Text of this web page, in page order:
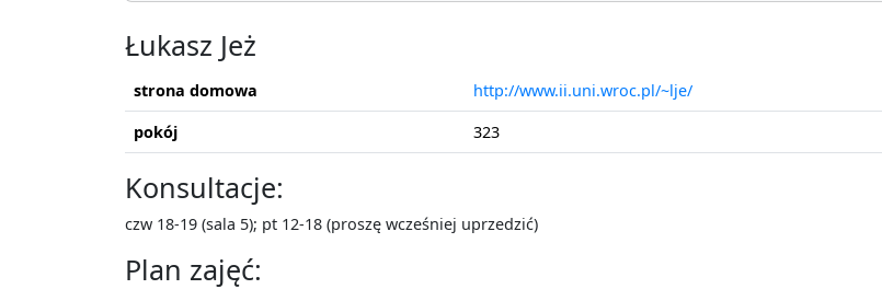
Łukasz Jeż
strona domowa
http://www.ii.uni.wroc.pl/~lje/
pokój
323
Konsultacje:
czw 18-19 (sala 5); pt 12-18 (proszę wcześniej uprzedzić)
Plan zajęć: